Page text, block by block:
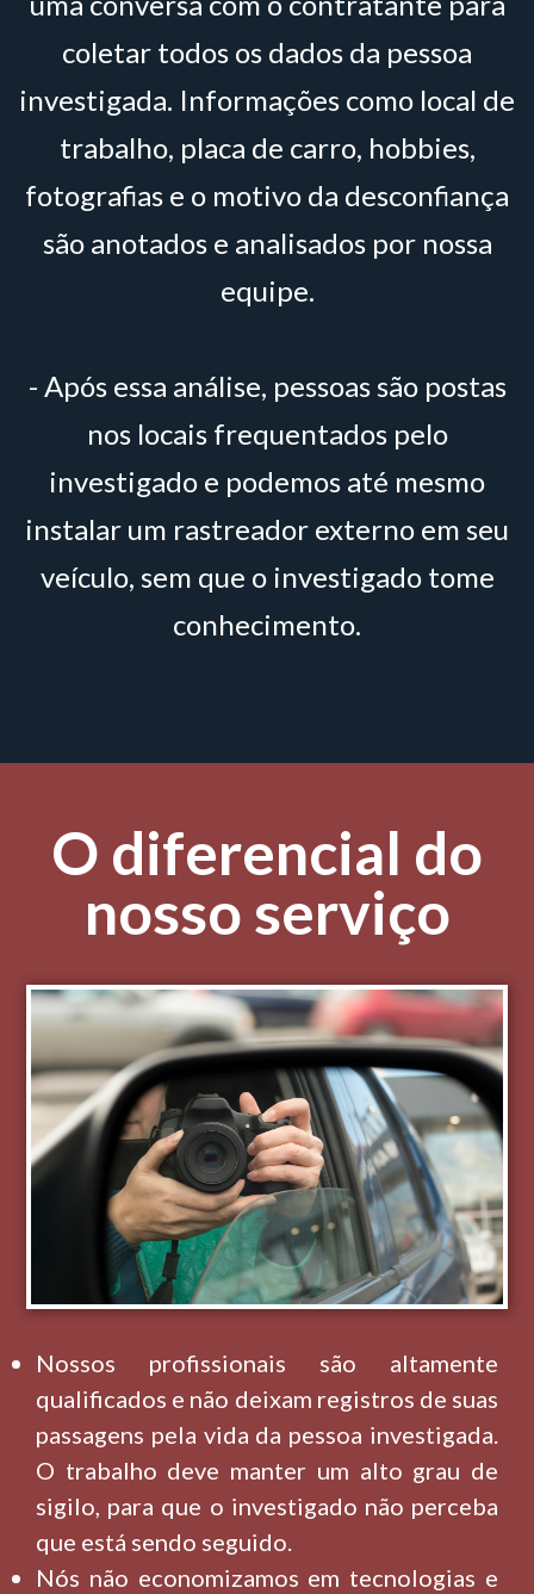
coletar todos os dados da pessoa
investigada. Informações como local de
trabalho, placa de carro, hobbies,
fotografias e o motivo da desconfiança
são anotados e analisados por nossa
equipe.
- Após essa análise, pessoas são postas
nos locais frequentados pelo
investigado e podemos até mesmo
instalar um rastreador externo em seu
veículo, sem que o investigado tome
conhecimento.
O diferencial do
nosso serviço
Nossos profissionais são altamente
qualificados e não deixam registros de suas
passagens pela vida da pessoa investigada.
O trabalho deve manter um alto grau de
sigilo, para que o investigado não perceba
que está sendo seguido.
Nós não economizamos em tecnologias e